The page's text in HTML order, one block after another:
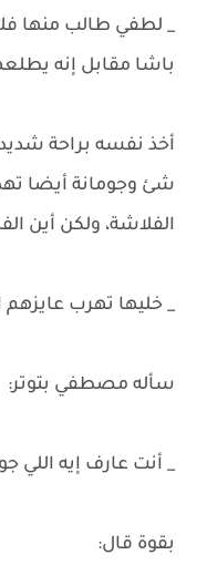
_ لطفي طالب منها
باشا مقابل إنه
أخذ نفسه براحة
شئ وجومانة أيضا
الفلاشة، ولكن أين
_ خليها تهرب عايزهم
سأله مصطفي بتوتر:
_ أنت عارف إيه اللي
بقوة قال: